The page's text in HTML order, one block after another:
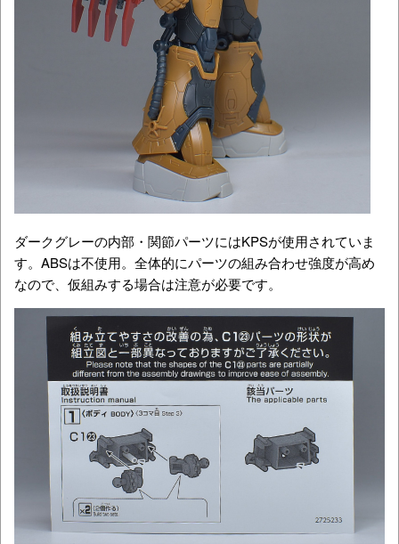
ダークグレーの内部・関節パーツにはKPSが使用されていま
す。ABSは不使用。全体的にパーツの組み合わせ強度が高め
なので、仮組みする場合は注意が必要です。